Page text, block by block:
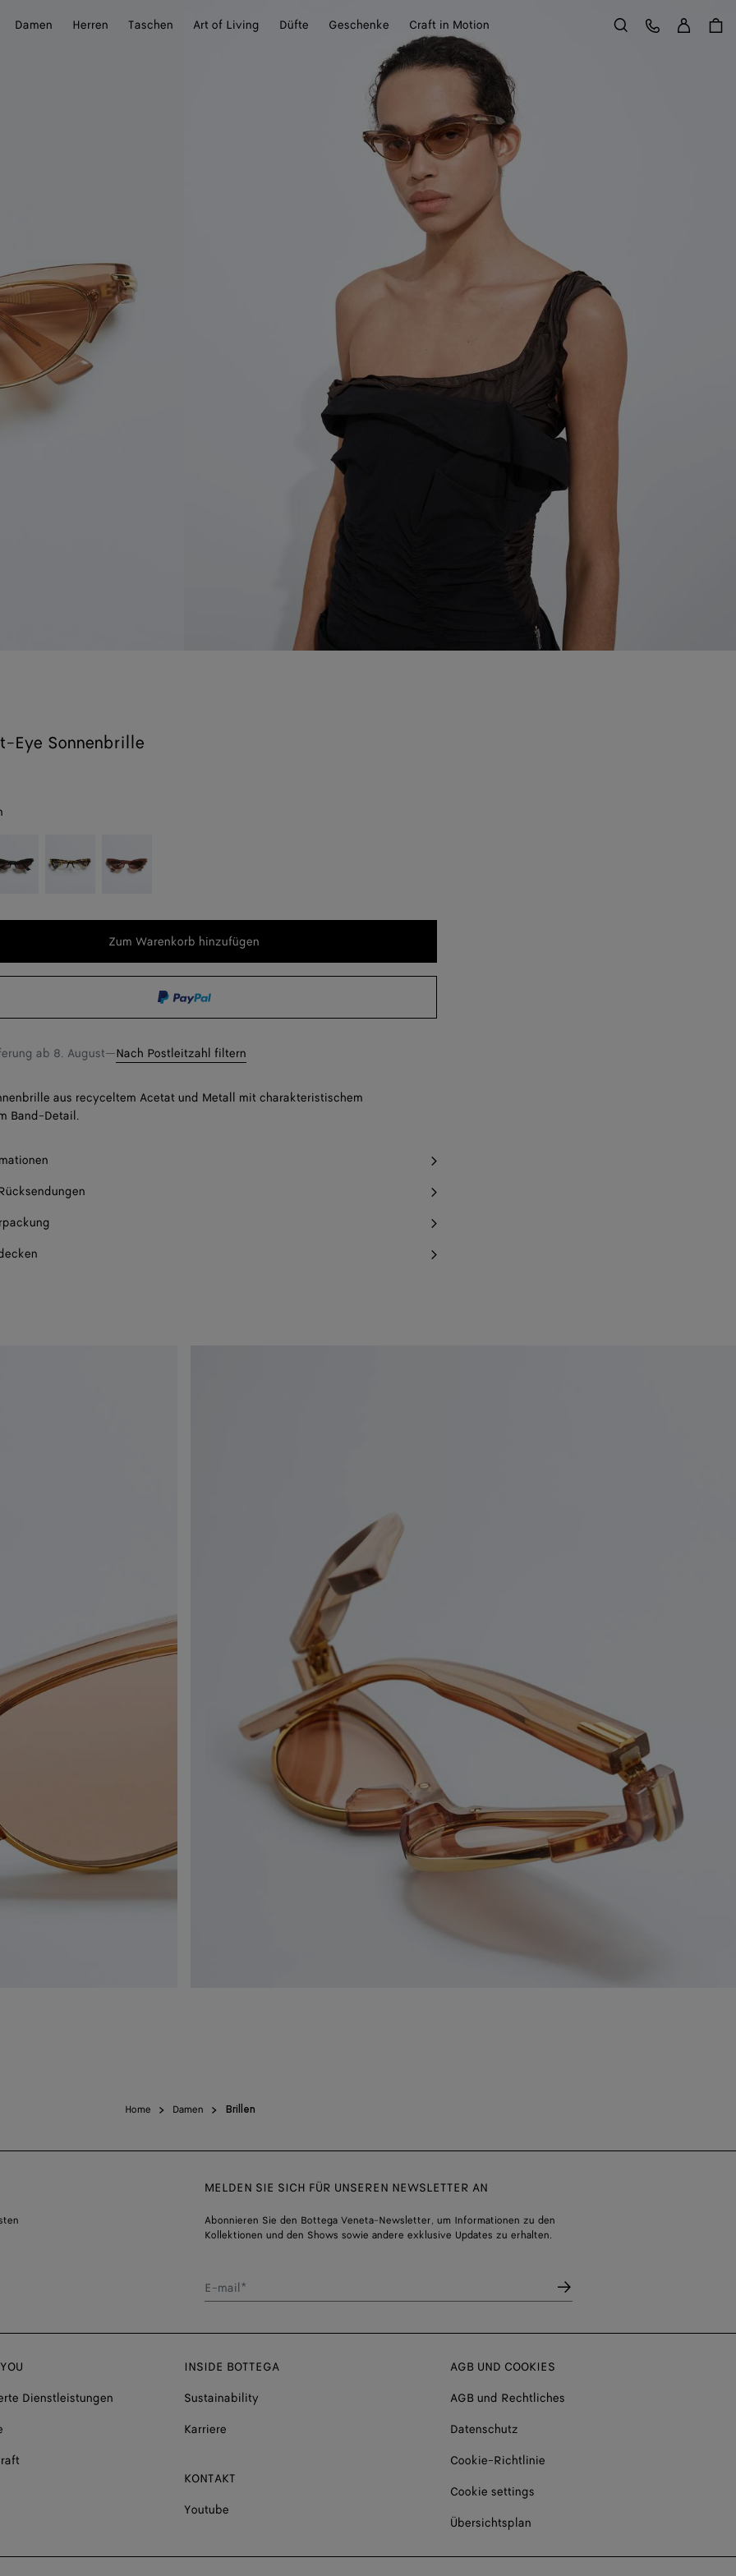
Damen Herren Taschen Art of Living Düfte Geschenke Craft in Motion Suchen
Eye Sonnenbrille
transparentbrown
Zum
Zum Warenkorb hinzufügen
Bitte
eine
Größe
ab 8. August—Nach Postleitzahl filtern
aus recyceltem Acetat und Metall mit charakteristischem
Band-Detail.
Home Damen Brillen
MELDEN SIE SICH FÜR UNSEREN NEWSLETTER AN
Abonnieren Sie den Bottega Veneta-Newsletter, um Informationen zu den
Kollektionen und den Shows sowie andere exklusive Updates zu erhalten.
E-mail*
Dienstleistungen
INSIDE BOTTEGA
Sustainability
Karriere
KONTAKT
Youtube
AGB UND COOKIES
AGB und Rechtliches
Datenschutz
Cookie-Richtlinie
Cookie settings
Übersichtsplan